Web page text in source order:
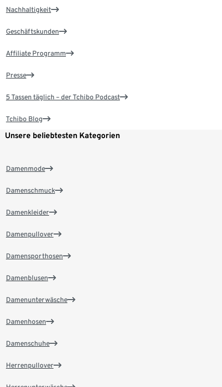
Nachhaltigkeit
Geschäftskunden
Affiliate Programm
Presse
5 Tassen täglich – der Tchibo Podcast
Tchibo Blog
Unsere beliebtesten Kategorien
Damenmode
Damenschmuck
Damenkleider
Damenpullover
Damensporthosen
Damenblusen
Damenunterwäsche
Damenhosen
Damenschuhe
Herrenpullover